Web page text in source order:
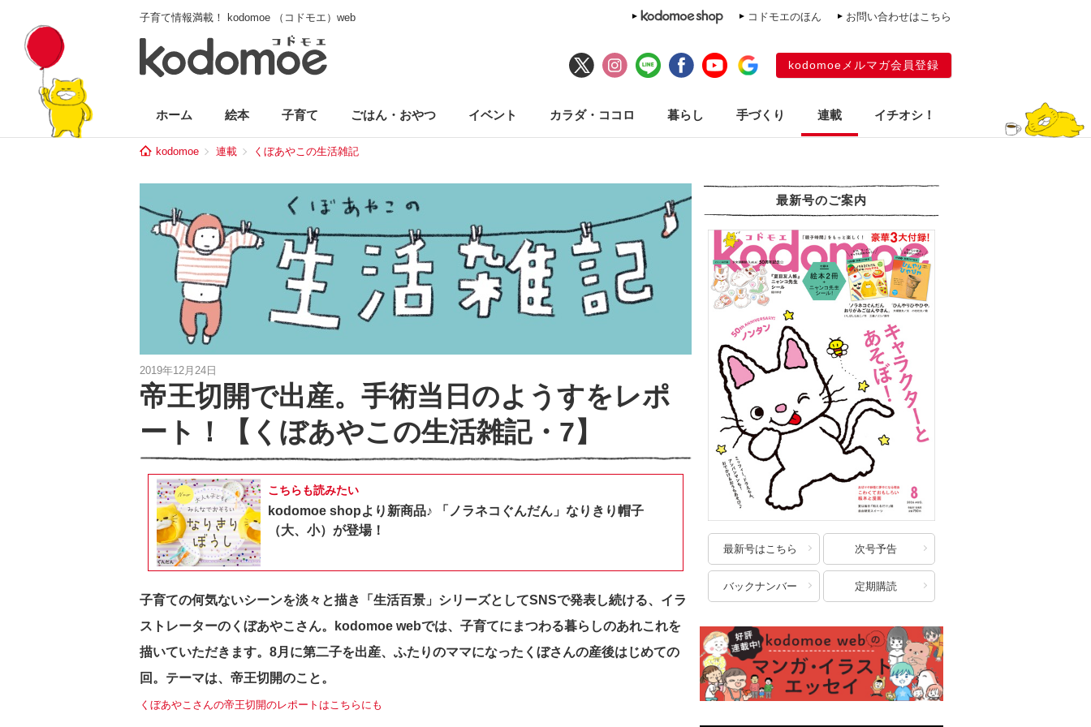
子育て情報満載！ kodomoe （コドモエ）web コドモエのほん お問い合わせはこちら
kodomoeメルマガ会員登録
ホーム 絵本 子育て ごはん・おやつ イベント カラダ・ココロ 暮らし 手づくり 連載 イチオシ！
kodomoe 連載 くぼあやこの生活雑記
2019年12月24日
帝王切開で出産。手術当日のようすをレポ
ート！【くぼあやこの生活雑記・7】
こちらも読みたい
kodomoe shopより新商品♪ 「ノラネコぐんだん」なりきり帽子
（大、小）が登場！
子育ての何気ないシーンを淡々と描き「生活百景」シリーズとしてSNSで発表し続ける、イラ
ストレーターのくぼあやこさん。kodomoe webでは、子育てにまつわる暮らしのあれこれを
描いていただきます。8月に第二子を出産、ふたりのママになったくぼさんの産後はじめての
回。テーマは、帝王切開のこと。
くぼあやこさんの帝王切開のレポートはこちらにも
最新号のご案内
最新号はこちら 次号予告
バックナンバー 定期購読